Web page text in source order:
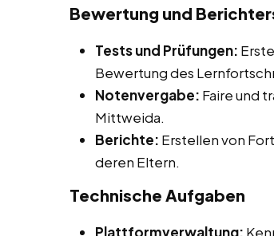
Bewertung und
Tests und Prüfungen:
Bewertung des
Notenvergabe: Faire und
Mittweida.
Berichte: Erstellen von
deren Eltern.
Technische Aufgaben
Plattformverwaltung: